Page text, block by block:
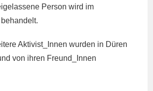
Person wird im
Aktivist_Innen wurden in Düren
von ihren Freund_Innen